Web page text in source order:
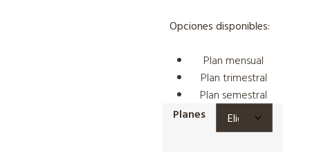
Opciones disponibles:
Plan mensual
Plan trimestral
Plan semestral
Planes